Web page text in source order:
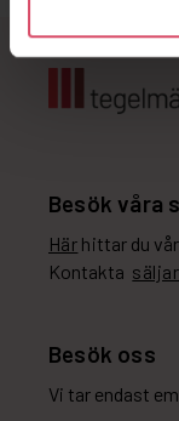
Besök våra
Här hittar du
Kontakta
Besök oss
Vi tar endast